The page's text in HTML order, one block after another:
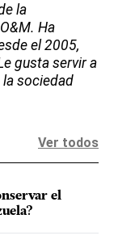
la
Ha
el 2005,
gusta servir a
sociedad
Ver todos
el